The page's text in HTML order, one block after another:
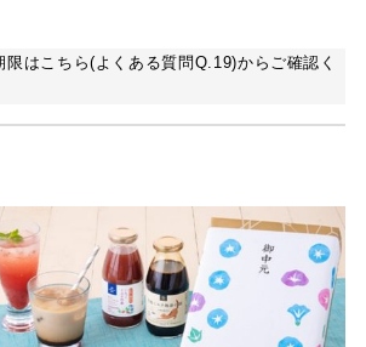
はこちら(よくある質問Q.19)からご確認く